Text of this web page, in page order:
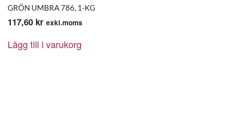
GRÖN UMBRA 786, 1-KG
117,60 kr exkl.moms
Lägg till i varukorg